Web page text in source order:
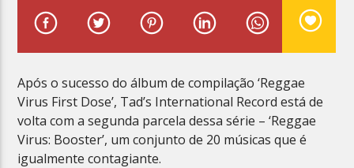
Planeta Reggae
Após o sucesso do álbum de compilação ‘Reggae
Virus First Dose’, Tad’s International Record está de
volta com a segunda parcela dessa série – ‘Reggae
Virus: Booster’, umconjunto de 20 músicas que é
igualmente contagiante.